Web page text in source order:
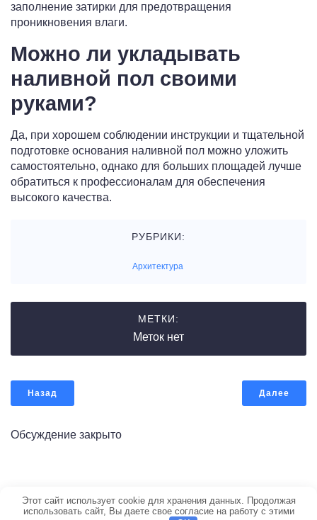
заполнение затирки для предотвращения
проникновения влаги.
Можно ли укладывать
наливной пол своими
руками?
Да, при хорошем соблюдении инструкции и тщательной
подготовке основания наливной пол можно уложить
самостоятельно, однако для больших площадей лучше
обратиться к профессионалам для обеспечения
высокого качества.
РУБРИКИ:
Архитектура
МЕТКИ:
Меток нет
Назад Далее
Обсуждение закрыто
© 2026 Портал по строительству. Создано с ❤️ с
помощью WordPress иKubio Theme.
Этот сайт использует cookie для хранения данных. Продолжая
использовать сайт, Вы даете свое согласие на работу с этими